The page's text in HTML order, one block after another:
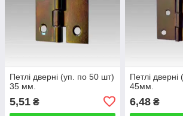
Петлі дверні (уп. по 50 шт)
35 мм.
5,51 ₴
Петлі
45мм.
6,48₴